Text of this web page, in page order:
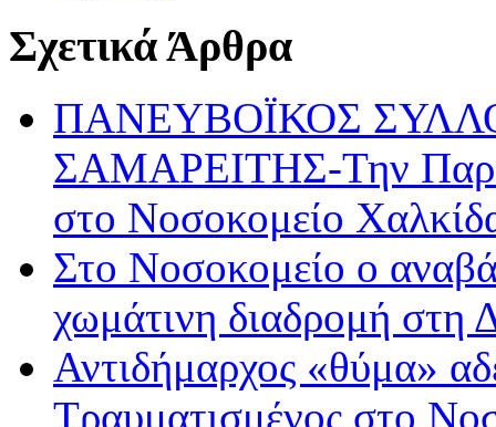
Σχετικά Άρθρα
ΠΑΝΕΥΒΟΪΚΟΣ
ΣΑΜΑΡΕΙΤΗΣ-Την
στο Νοσοκομείο
Στο Νοσοκομείο ο
χωμάτινη διαδρομή στη
Αντιδήμαρχος «θύμα»
Τραυματισμένος στο